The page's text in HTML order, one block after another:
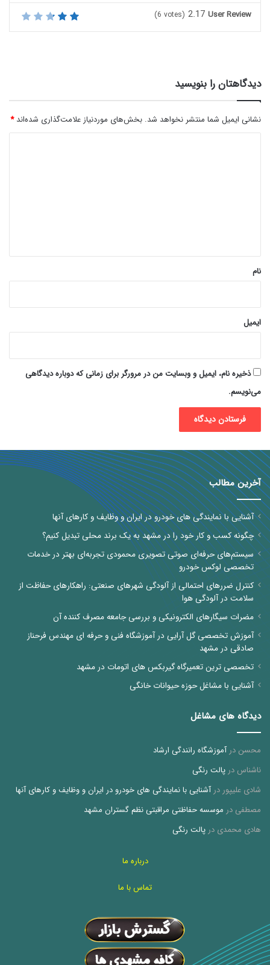
User Review
2.17
(6 votes)
دیدگاهتان را بنویسید
نشانی ایمیل شما منتشر نخواهد شد. بخش‌های موردنیاز علامت‌گذاری شده‌اند*
نام
ایمیل
ذخیره نام، ایمیل و وبسایت من در مرورگر برای زمانی که دوباره دیدگاهی
می‌نویسم.
آخرین مطالب
آشنایی با نمایندگی های خودرو در ایران و وظایف و کارهای آنها
چگونه کسب و کار خود را در مشهد به یک برند محلی تبدیل کنیم؟
سیستم‌های حرفه‌ای صوتی تصویری محمودی تجربه‌ای بهتر در خدمات
تخصصی لوکس خودرو
کنترل ضررهای احتمالی از آلودگی شهرهای صنعتی: راهکارهای حفاظت از
سلامت در آلودگی هوا
مضرات سیگارهای الکترونیکی و بررسی جامعه مصرف کننده آن
آموزش تخصصی گل آرایی در آموزشگاه فنی و حرفه ای مهندس فرحناز
صادقی در مشهد
تخصصی ترین تعمیرگاه گیربکس های اتومات در مشهد
آشنایی با مشاغل حوزه حیوانات خانگی
دیدگاه های مشاغل
محسن درآموزشگاه رانندگی ارشاد
ناشناس در پالت رنگی
شادی علیپور درآشنایی با نمایندگی های خودرو در ایران و وظایف و کارهای آنها
مصطفی در موسسه حفاظتی مراقبتی نظم گستران مشهد
هادی محمدی در پالت رنگی
درباره ما
تماس با ما